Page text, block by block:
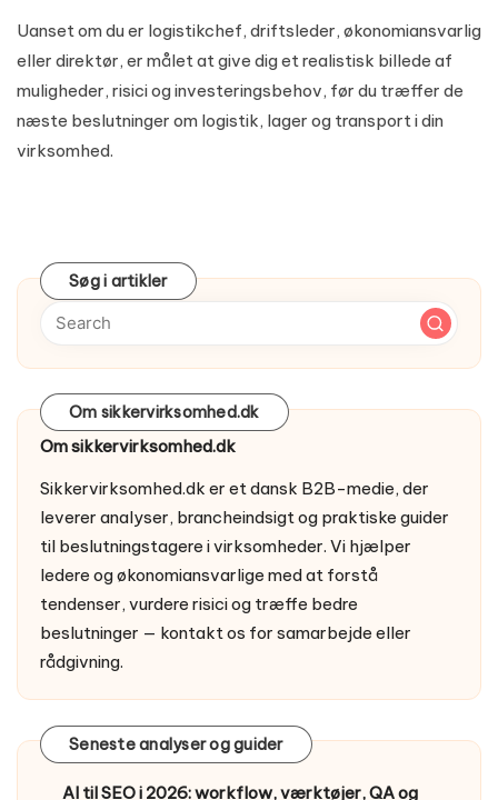
Uanset om du er logistikchef, driftsleder, økonomiansvarlig
eller direktør, er målet at give dig et realistisk billede af
muligheder, risici og investeringsbehov, før du træffer de
næste beslutninger om logistik, lager og transport i din
virksomhed.
Søg i artikler
Om sikkervirksomhed.dk
Om sikkervirksomhed.dk
Sikkervirksomhed.dk er et dansk B2B-medie, der
leverer analyser, brancheindsigt og praktiske guider
til beslutningstagere i virksomheder. Vi hjælper
ledere og økonomiansvarlige med at forstå
tendenser, vurdere risici og træffe bedre
beslutninger — kontakt os for samarbejde eller
rådgivning.
Seneste analyser og guider
AI til SEO i 2026: workflow, værktøjer, QA og